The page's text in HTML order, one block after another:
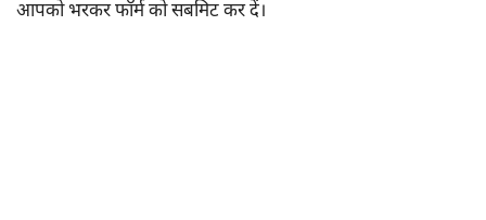
आपको भरकर फॉर्म को सबमिट कर दें।